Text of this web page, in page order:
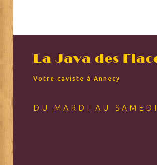
La Java des
Votre caviste à Annecy
DU MARDI AU